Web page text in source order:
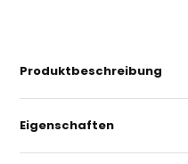
Produktbeschreibung
Eigenschaften